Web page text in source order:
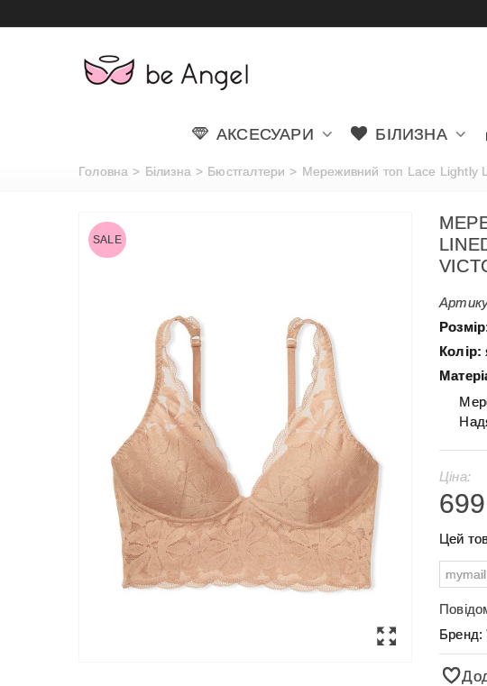
АКСЕСУАРИ БІЛИЗНА
Головна > Білизна > Бюстгалтери > Мереживний топ Lace Lightly
SALE
Колір:
Ціна:
Цей
Бренд: